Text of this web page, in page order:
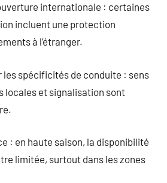
internationale : certaines
incluent une protection
à l’étranger.
les spécificités de conduite : sens
locales et signalisation sont
: en haute saison, la disponibilité
limitée, surtout dans les zones